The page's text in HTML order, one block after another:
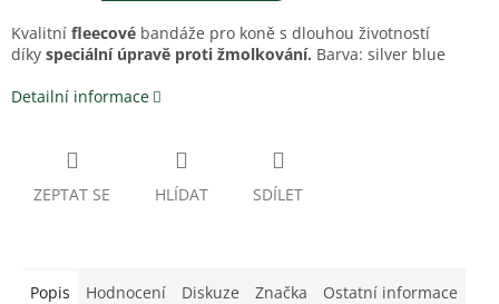
Kvalitní fleecové bandáže pro koně s dlouhou životností
díky speciální úpravě proti žmolkování. Barva: silver blue
Detailní informace
ZEPTAT SE HLÍDAT SDÍLET
Popis Hodnocení Diskuze Značka Ostatní informace